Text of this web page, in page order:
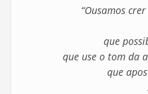
“Ousamos
que
que use o tom da
que